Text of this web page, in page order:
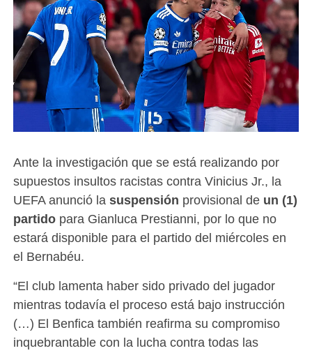
Ante la investigación que se está realizando por
supuestos insultos racistas contra Vinicius Jr., la
UEFA anunció la suspensión provisional de un (1)
partidopara Gianluca Prestianni, por lo que no
estará disponible para el partido del miércoles en
el Bernabéu.
“El club lamenta haber sido privado del jugador
mientras todavía el proceso está bajo instrucción
(…) El Benfica también reafirma su compromiso
inquebrantable con la lucha contra todas las